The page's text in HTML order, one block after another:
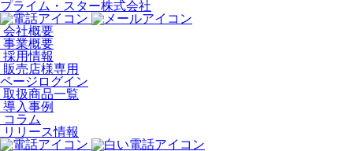
プライム・スター株式会社
会社概要
事業概要
採用情報
販売店様専用
ページログイン
取扱商品一覧
導入事例
コラム
リリース情報